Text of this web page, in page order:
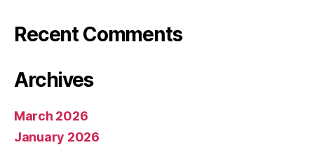
Recent Comments
Archives
March 2026
January 2026